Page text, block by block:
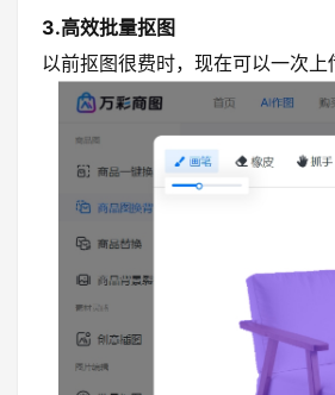
3.高效批量抠图
以前抠图很费时，现在可以一次